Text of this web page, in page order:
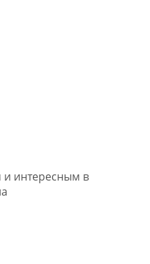
интересным в